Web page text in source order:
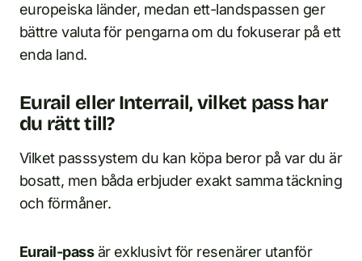
europeiska länder, medan ett-landspassen ger
bättre valuta för pengarna om du fokuserar på ett
enda land.
Eurail eller Interrail, vilket pass har
du rätt till?
Vilket passsystem du kan köpa beror på var du är
bosatt, men båda erbjuder exakt samma täckning
och förmåner.
Eurail-passär exklusivt för resenärer utanför